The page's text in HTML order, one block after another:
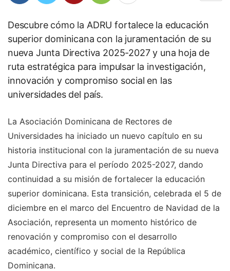
Descubre cómo la ADRU fortalece la educación
superior dominicana con la juramentación de su
nueva Junta Directiva 2025-2027 y una hoja de
ruta estratégica para impulsar la investigación,
innovación y compromiso social en las
universidades del país.
La Asociación Dominicana de Rectores de
Universidades ha iniciado un nuevo capítulo en su
historia institucional con la juramentación de su nueva
Junta Directiva para el período 2025-2027, dando
continuidad a su misión de fortalecer la educación
superior dominicana. Esta transición, celebrada el 5 de
diciembre en el marco del Encuentro de Navidad de la
Asociación, representa un momento histórico de
renovación y compromiso con el desarrollo
académico, científico y social de la República
Dominicana.